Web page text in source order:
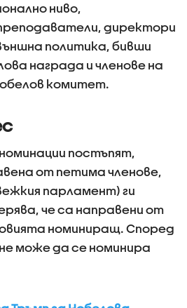
ниво,
директори
политика, бивши
награда и членове на
комитет.
постъпят,
от петима членове,
парламент) ги
че са направени от
номиниращ. Според
може да се номинира